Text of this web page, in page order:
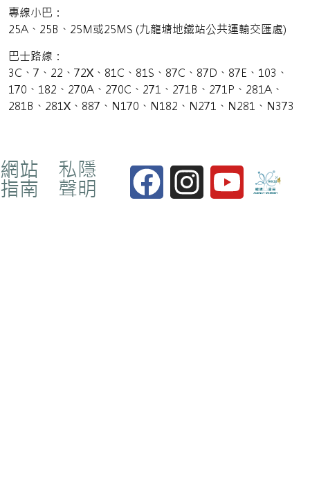
網站
指南
私隱
聲明
專線小巴：
25A、25B、25M或25MS (九龍塘地鐡站公共運輸交匯處)
巴士路線：
3C、7、22、72X、81C、81S、87C、87D、87E、103、
170、182、270A、270C、271、271B、271P、281A、
281B、281X、887、N170、N182、N271、N281、N373